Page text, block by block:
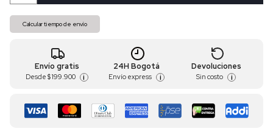
Calcular tiempo de envío
Envío gratis
Desde $ 199.900 i
24H Bogotá
Envío express i
Devoluciones
Sin costo i